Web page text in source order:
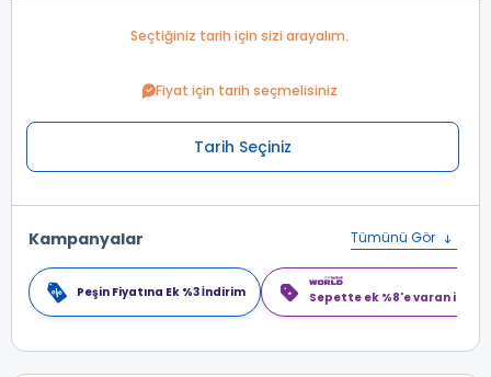
Seçtiğiniz tarih için sizi arayalım.
Fiyat için tarih seçmelisiniz
Tarih Seçiniz
Kampanyalar Tümünü Gör
Peşin Fiyatına Ek %3 İndirim Sepette ek %8'e varan